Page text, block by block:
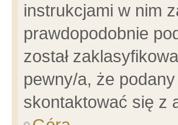
instrukcjami w nim
prawdopodobnie
został
pewny/a, że
skontaktować się z